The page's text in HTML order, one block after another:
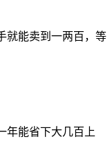
就能卖到一两百，等
年能省下大几百上